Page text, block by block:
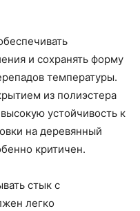
и сохранять форму
температуры.
из полиэстера
устойчивость к
на деревянный
критичен.
стык с
легко